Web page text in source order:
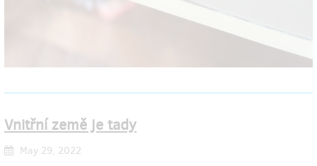
Vnitřní země je tady
May 29, 2022